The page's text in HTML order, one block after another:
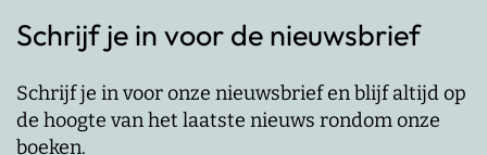
Schrijf je in voor de nieuwsbrief
Schrijf je in voor onze nieuwsbrief en blijf altijd op
de hoogte van het laatste nieuws rondom onze
boeken.